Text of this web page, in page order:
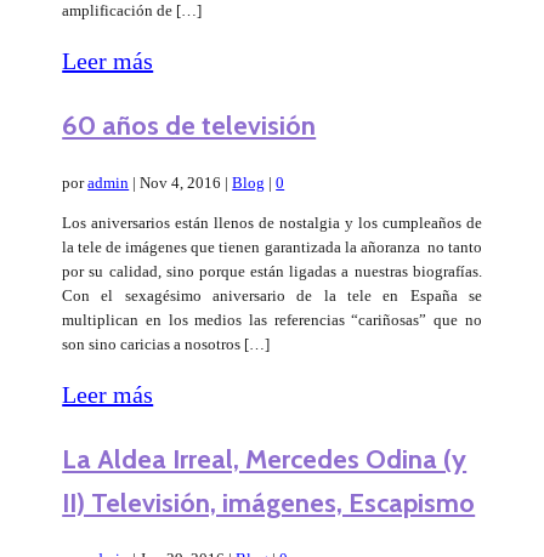
amplificación de […]
Leer más
60 años de televisión
poradmin |Nov 4, 2016 |Blog |0
Los aniversarios están llenos de nostalgia y los cumpleaños de
la tele de imágenes que tienen garantizada la añoranza no tanto
por su calidad, sino porque están ligadas a nuestras biografías.
Con el sexagésimo aniversario de la tele en España se
multiplican en los medios las referencias “cariñosas” que no
son sino caricias a nosotros […]
Leer más
La Aldea Irreal, Mercedes Odina (y
II) Televisión, imágenes, Escapismo